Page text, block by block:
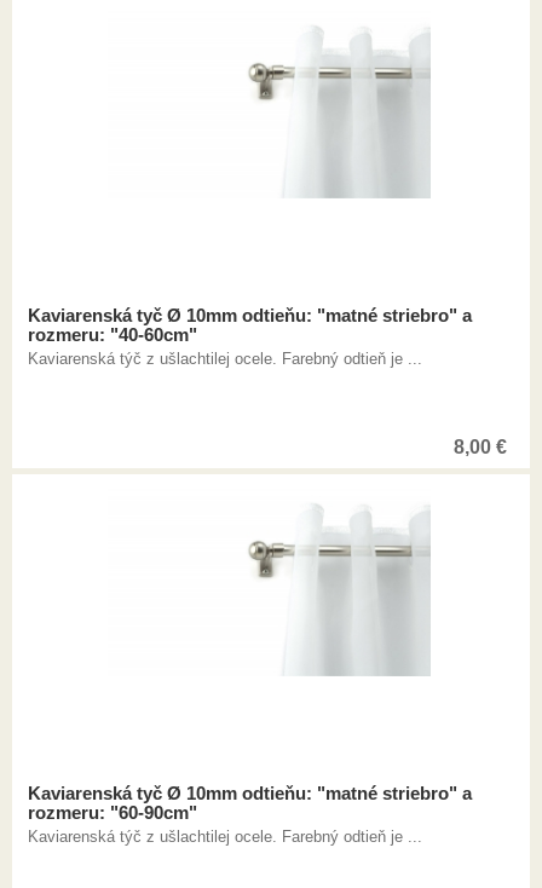
Kaviarenská tyč Ø 10mm odtieňu: "matné striebro" a
rozmeru: "40-60cm"
Kaviarenská týč z ušlachtilej ocele. Farebný odtieň je ...
8,00 €
Kaviarenská tyč Ø 10mm odtieňu: "matné striebro" a
rozmeru: "60-90cm"
Kaviarenská týč z ušlachtilej ocele. Farebný odtieň je ...